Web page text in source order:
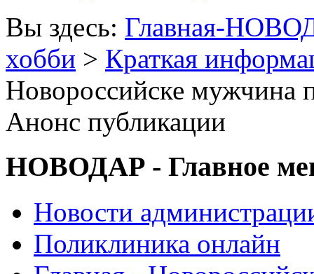
Вы здесь: Главная-
хобби > Краткая
Новороссийске мужчина
Анонс публикации
НОВОДАР - Главное
Новости
Поликлиника онлайн